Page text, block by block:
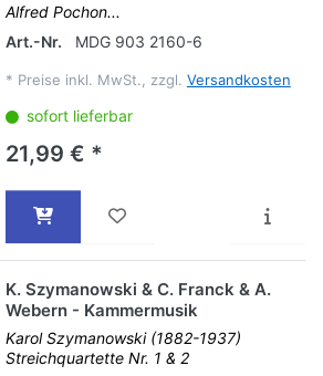
Alfred Pochon...
Art.-Nr.
MDG 903 2160-6
* Preise inkl. MwSt., zzgl. Versandkosten
sofort lieferbar
21,99 € *
K. Szymanowski & C. Franck & A.
Webern - Kammermusik
Karol Szymanowski (1882-1937)
Streichquartette Nr. 1 & 2